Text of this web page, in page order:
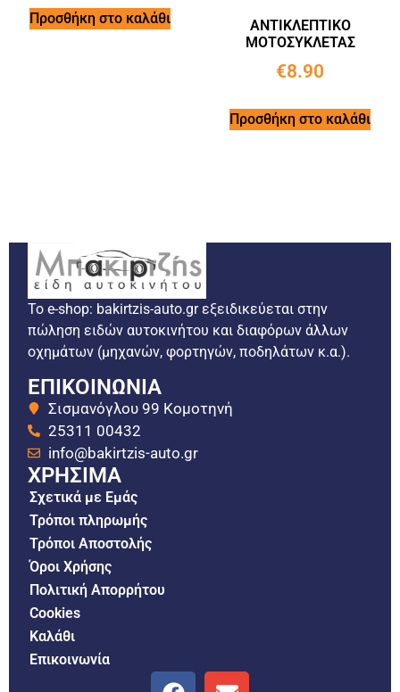
Προσθήκη στο καλάθι
ΑΝΤΙΚΛΕΠΤΙΚΟ
ΜΟΤΟΣΥΚΛΕΤΑΣ
€8.90
Προσθήκη στο καλάθι
Το e-shop: bakirtzis-auto.gr εξειδικεύεται στην
πώληση ειδών αυτοκινήτου και διαφόρων άλλων
οχημάτων (μηχανών, φορτηγών, ποδηλάτων κ.α.).
ΕΠΙΚΟΙΝΩΝΙΑ
Σισμανόγλου 99 Κομοτηνή
25311 00432
info@bakirtzis-auto.gr
ΧΡΗΣΙΜΑ
Σχετικά με Εμάς
Τρόποι πληρωμής
Τρόποι Αποστολής
Όροι Χρήσης
Πολιτική Απορρήτου
Cookies
Καλάθι
Επικοινωνία